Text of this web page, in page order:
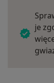
je